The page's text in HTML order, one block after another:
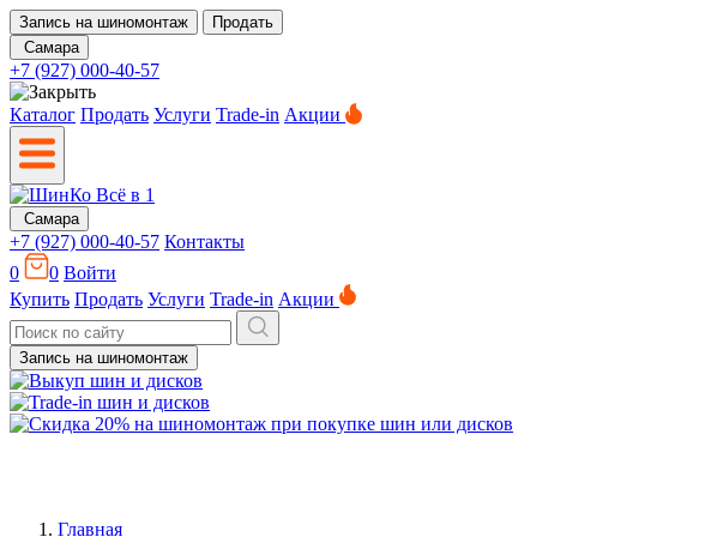
Запись на шиномонтаж
Продать
Самара
+7 (927) 000-40-57
Каталог Продать Услуги Trade-in Акции
Самара
+7 (927) 000-40-57 Контакты
0
0 Войти
Купить Продать Услуги Trade-in Акции
Запись на шиномонтаж
Главная